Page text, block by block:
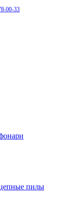
00-33
пилы